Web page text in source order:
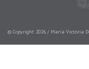
© Copyright 2026 / María Victoria